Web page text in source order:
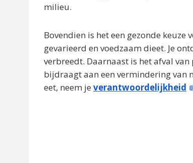
milieu.
Bovendien is het een gezonde
gevarieerd en voedzaam dieet. Je
verbreedt. Daarnaast is het afval
bijdraagt aan een vermindering van
eet, neem je verantwoordelijkheid